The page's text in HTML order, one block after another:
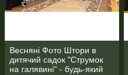
Весняні Фото Штори в
дитячий садок "Струмок
на галявині" - будь-який